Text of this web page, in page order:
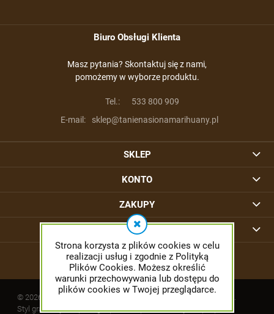
Strona korzysta z plików cookies w celu
realizacji usług i zgodnie z Polityką
Plików Cookies. Możesz określić
warunki przechowywania lub dostępu do
plików cookies w Twojej przeglądarce.
Biuro Obsługi Klienta
Masz pytania? Skontaktuj się z nami,
pomożemy w wyborze produktu.
Tel.:
533 800 909
E-mail:
sklep@tanienasionamarihuany.pl
SKLEP
KONTO
ZAKUPY
INFORMACJE
© 2026 tanienasionamarihuany.pl. Wszelkie prawa zastrzeżone.
Styl graficzny ShopGadget.pl
Sklep internetowy Shoper.pl